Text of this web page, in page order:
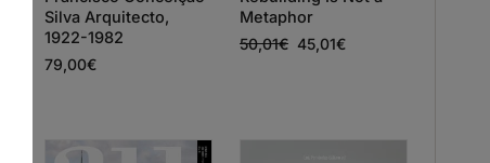
Silva Arquitecto,
1922-1982
79,00€
Metaphor
50,01€ 45,01€